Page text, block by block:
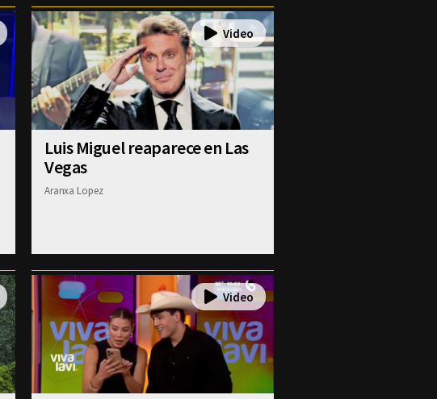
Luis Miguel reaparece en Las
Vegas
Aranxa Lopez